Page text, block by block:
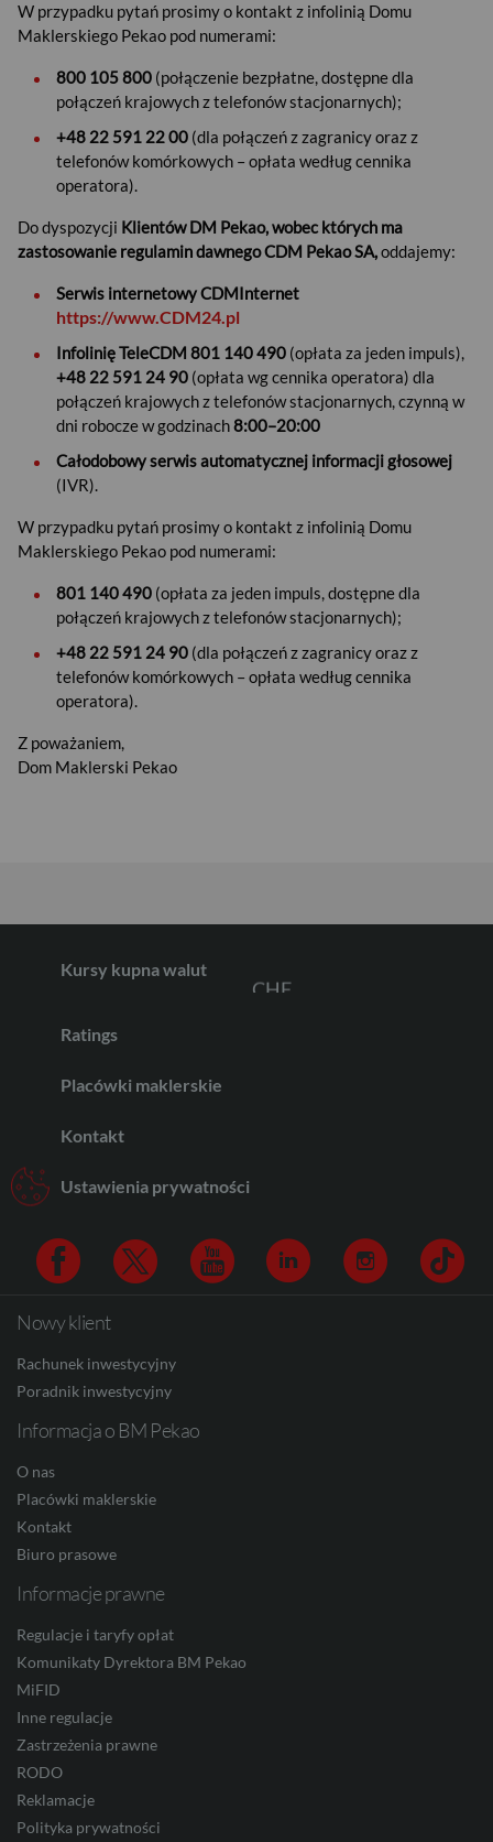
W przypadku pytań prosimy o kontakt z infolinią Domu
Maklerskiego Pekao pod numerami:
800 105 800 (połączenie bezpłatne, dostępne dla
połączeń krajowych z telefonów stacjonarnych);
+48 22 591 22 00 (dla połączeń z zagranicy oraz z
telefonów komórkowych – opłata według cennika
operatora).
Do dyspozycji Klientów DM Pekao, wobec których ma
zastosowanie regulamin dawnego CDM Pekao SA,oddajemy:
Serwis internetowy CDMInternet
https://www.CDM24.pl
Infolinię TeleCDM 801 140 490 (opłata za jeden impuls),
+48 22 591 24 90 (opłata wg cennika operatora) dla
połączeń krajowych z telefonów stacjonarnych, czynną w
dni robocze w godzinach8:00–20:00
Całodobowy serwis automatycznej informacji głosowej
(IVR).
W przypadku pytań prosimy o kontakt z infolinią Domu
Maklerskiego Pekao pod numerami:
801 140 490 (opłata za jeden impuls, dostępne dla
połączeń krajowych z telefonów stacjonarnych);
+48 22 591 24 90 (dla połączeń z zagranicy oraz z
telefonów komórkowych – opłata według cennika
operatora).
Z poważaniem,
Dom Maklerski Pekao
Kursy kupna walut
USD
CAD
Ratings
Placówki maklerskie
Kontakt
Ustawienia prywatności
Facebook
Nowy klient
Rachunek inwestycyjny
Poradnik inwestycyjny
Informacja o BM Pekao
O nas
Placówki maklerskie
Kontakt
Biuro prasowe
Informacje prawne
Regulacje i taryfy opłat
Komunikaty Dyrektora BM Pekao
MiFID
Inne regulacje
Zastrzeżenia prawne
RODO
Reklamacje
Polityka prywatności